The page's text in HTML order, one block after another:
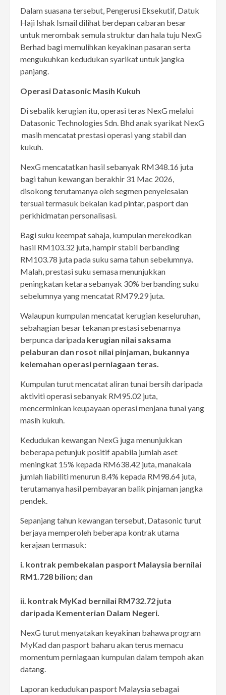
Dalam suasana tersebut, Pengerusi Eksekutif, Datuk
Haji Ishak Ismail dilihat berdepan cabaran besar
untuk merombak semula struktur dan hala tuju NexG
Berhad bagi memulihkan keyakinan pasaran serta
mengukuhkan kedudukan syarikat untuk jangka
panjang.
Operasi Datasonic Masih Kukuh
Di sebalik kerugian itu, operasi teras NexG melalui
Datasonic Technologies Sdn. Bhd anak syarikat NexG
masih mencatat prestasi operasi yang stabil dan
kukuh.
NexG mencatatkan hasil sebanyak RM348.16 juta
bagi tahun kewangan berakhir 31 Mac 2026,
disokong terutamanya oleh segmen penyelesaian
tersuai termasuk bekalan kad pintar, pasport dan
perkhidmatan personalisasi.
Bagi suku keempat sahaja, kumpulan merekodkan
hasil RM103.32 juta, hampir stabil berbanding
RM103.78 juta pada suku sama tahun sebelumnya.
Malah, prestasi suku semasa menunjukkan
peningkatan ketara sebanyak 30% berbanding suku
sebelumnya yang mencatat RM79.29 juta.
Walaupun kumpulan mencatat kerugian keseluruhan,
sebahagian besar tekanan prestasi sebenarnya
berpunca daripada kerugian nilai saksama
pelaburan dan rosot nilai pinjaman, bukannya
kelemahan operasi perniagaan teras.
Kumpulan turut mencatat aliran tunai bersih daripada
aktiviti operasi sebanyak RM95.02 juta,
mencerminkan keupayaan operasi menjana tunai yang
masih kukuh.
Kedudukan kewangan NexG juga menunjukkan
beberapa petunjuk positif apabila jumlah aset
meningkat 15% kepada RM638.42 juta, manakala
jumlah liabiliti menurun 8.4% kepada RM98.64 juta,
terutamanya hasil pembayaran balik pinjaman jangka
pendek.
Sepanjang tahun kewangan tersebut, Datasonic turut
berjaya memperoleh beberapa kontrak utama
kerajaan termasuk:
i. kontrak pembekalan pasport Malaysia bernilai
RM1.728 bilion; dan
ii. kontrak MyKad bernilai RM732.72 juta
daripada Kementerian Dalam Negeri.
NexG turut menyatakan keyakinan bahawa program
MyKad dan pasport baharu akan terus memacu
momentum perniagaan kumpulan dalam tempoh akan
datang.
Laporan kedudukan pasport Malaysia sebagai